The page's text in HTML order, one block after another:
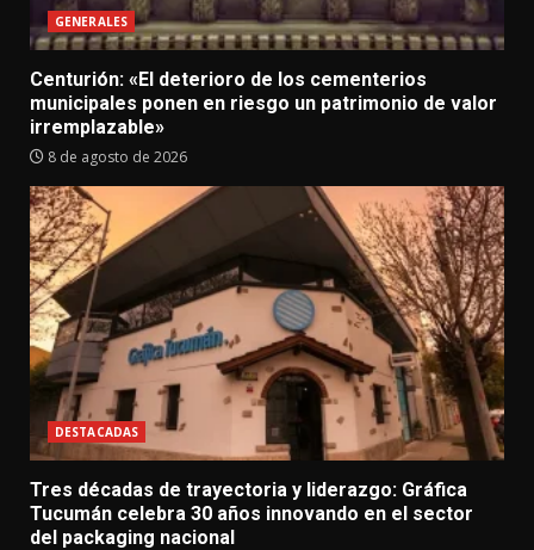
GENERALES
Centurión: «El deterioro de los cementerios
municipales ponen en riesgo un patrimonio de valor
irremplazable»
8 de agosto de 2026
DESTACADAS
Tres décadas de trayectoria y liderazgo: Gráfica
Tucumán celebra 30 años innovando en el sector
del packaging nacional